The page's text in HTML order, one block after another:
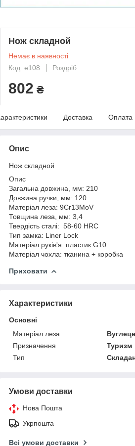
Нож складной
Немає в наявності
Код: е108
Роздріб
802 ₴
Доставка Оплата
Опис
Нож складной
Опис
Загальна довжина, мм: 210
Довжина ручки, мм: 120
Матеріал леза: 9Cr13MoV
Товщина леза, мм: 3,4
Твердість сталі: 58-60 HRC
Тип замка: Liner Lock
Матеріал руків'я: пластик G10
Матеріал чохла: тканина + коробка
Приховати
Характеристики
Основні
Матеріал леза
Призначення
Туризм
Тип
Умови доставки
Нова Пошта
Укрпошта
Всі умови доставки